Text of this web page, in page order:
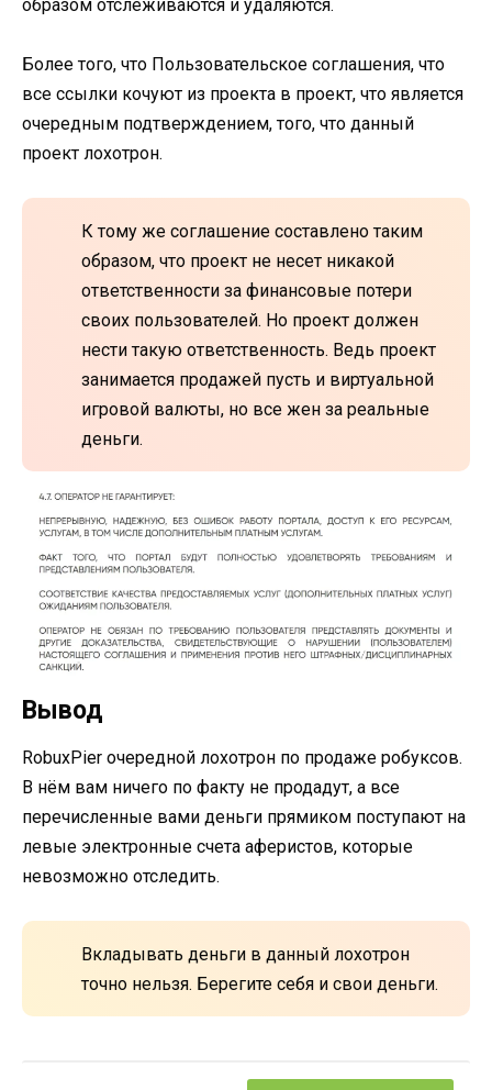
образом отслеживаются и удаляются.
Более того, что Пользовательское соглашения, что
все ссылки кочуют из проекта в проект, что является
очередным подтверждением, того, что данный
проект лохотрон.
К тому же соглашение составлено таким
образом, что проект не несет никакой
ответственности за финансовые потери
своих пользователей. Но проект должен
нести такую ответственность. Ведь проект
занимается продажей пусть и виртуальной
игровой валюты, но все жен за реальные
деньги.
Вывод
RobuxPier очередной лохотрон по продаже робуксов.
В нём вам ничего по факту не продадут, а все
перечисленные вами деньги прямиком поступают на
левые электронные счета аферистов, которые
невозможно отследить.
Вкладывать деньги в данный лохотрон
точно нельзя. Берегите себя и свои деньги.